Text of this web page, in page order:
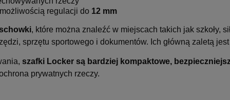
regulacji do 12 mm
, które można znaleźć w miejscach takich jak szkoły,
sprzętu sportowego i dokumentów. Ich główną zaletą
szafki Locker są bardziej kompaktowe,
prywatnych rzeczy.